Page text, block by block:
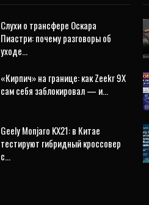
Слухи о трансфере Оскара
Пиастри: почему разговоры об
уходе…
«Кирпич» на границе: как Zeekr 9X
сам себя заблокировал — и…
Geely Monjaro KX21: в Китае
тестируют гибридный кроссовер
с…